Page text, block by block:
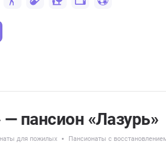
пансион «Лазурь»
для пожилых Пансионаты с